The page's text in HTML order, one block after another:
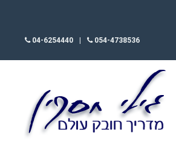
054-4738536
04-6254440